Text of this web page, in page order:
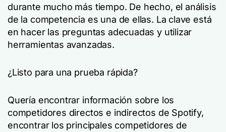
durante mucho más tiempo. De hecho, el análisis
de la competencia es una de ellas. La clave está
en hacer las preguntas adecuadas y utilizar
herramientas avanzadas.
¿Listo para una prueba rápida?
Quería encontrar información sobre los
competidores directos e indirectos de Spotify,
encontrar los principales competidores de